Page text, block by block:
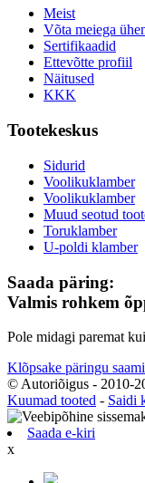
Meist
Võta meiega
Sertifikaadid
Ettevõtte profiil
Näitused
KKK
Tootekeskus
Sidurid
Voolikuklamber
Voolikuklamber
Muud seotud
Toruklamber
U-poldi klamber
Saada päring:
Valmis rohkem
Pole midagi paremat
Klõpsake päringu
© Autoriõigus - 2010-
Kuumad tooted - Saidi
Saada e-kiri
x